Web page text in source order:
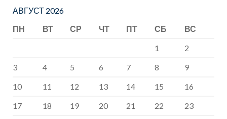
АВГУСТ 2026
ПН
ВТ СР ЧТ ПТ СБ
ВС
1
2
3
4 5 6 7 8
9
10
11 12 13 14 15
16
17
18 19 20 21 22
23